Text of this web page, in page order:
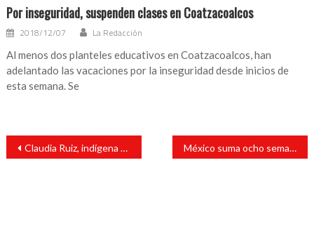
Por inseguridad, suspenden clases en Coatzacoalcos
2018/12/07 La Redacción
Al menos dos planteles educativos en Coatzacoalcos, han
adelantado las vacaciones por la inseguridad desde inicios de
esta semana. Se
Navegación
entradas
Claudia Ruiz, indígena tzotzil, entre las mejores 50 chefs del mundo México suma ocho semanas de reducción de la epidemia de covid, asegura López-Gatell